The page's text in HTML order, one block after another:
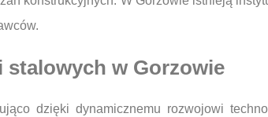
stalowych w Gorzowie
dzięki dynamicznemu rozwojowi